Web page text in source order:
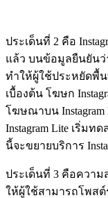
ประเด็นที่ 2 คือ
แล้ว บนข้อมูลยืนยันว่า
ทำให้ผู้ใช้ประหยัดพื้
เบื้องต้น โฆษก
โฆษณาบน
Instagram Lite เริ่ม
นี้จะขยายบริการ
ประเด็นที่ 3 คือความ
ให้ผู้ใช้สามารถโพส